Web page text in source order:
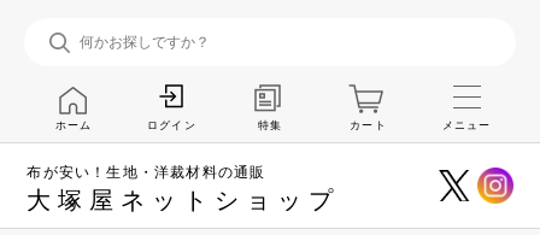
布が安い！生地・洋裁材料の通販
大塚屋ネットショップ
ホーム ログイン 特集 カート メニュー